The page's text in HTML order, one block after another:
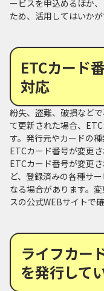
ービスを申込めるほか
ため、活用してはいかが
ETCカード
対応
紛失、盗難、破損など
て更新された場合、
す。発行元やカードの
ETCカード番号が変更
ETCカード番号が変更
ど、登録済みの各種サ
なる場合があります。
スの公式WEBサイトで
ライフカー
を発行して